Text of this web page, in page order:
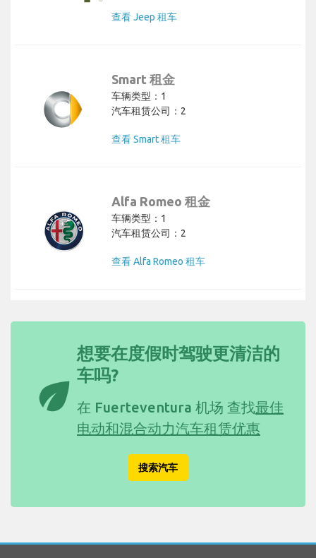
查看 Jeep 租车
Smart 租金
车辆类型：1
汽车租赁公司：2
查看 Smart 租车
Alfa Romeo 租金
车辆类型：1
汽车租赁公司：2
查看 Alfa Romeo 租车
eco
想要在度假时驾驶更清洁的
车吗?
在 Fuerteventura 机场 查找最佳
电动和混合动力汽车租赁优惠
搜索汽车